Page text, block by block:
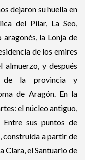
dejaron su huella en
del Pilar, La Seo,
la Lonja de
de los emires
almuerzo, y después
de la provincia y
de Aragón. En la
el núcleo antiguo,
Entre sus puntos de
construida a partir de
Clara, el Santuario de